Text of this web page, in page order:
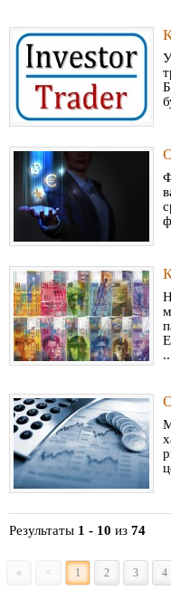
Результаты 1 - 10 из 74
« < 1 2 3 4